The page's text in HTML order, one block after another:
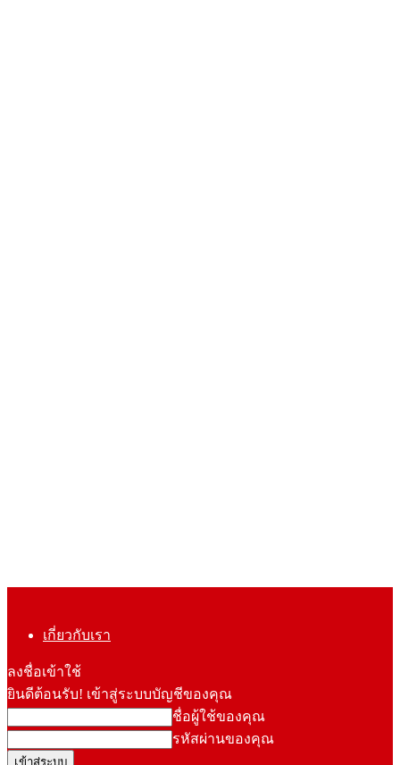
เกี่ยวกับเรา
ลงชื่อเข้าใช้
ยินดีต้อนรับ! เข้าสู่ระบบบัญชีของคุณ
ชื่อผู้ใช้ของคุณ
รหัสผ่านของคุณ